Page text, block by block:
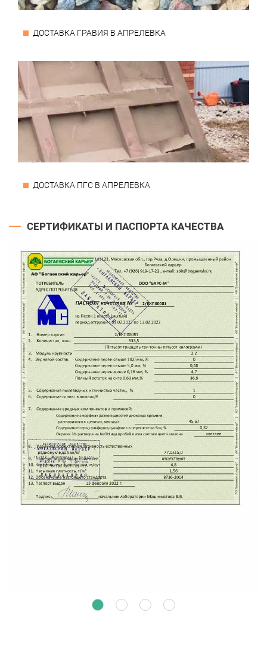
ДОСТАВКА ГРАВИЯ В АПРЕЛЕВКА
ДОСТАВКА ПГС В АПРЕЛЕВКА
СЕРТИФИКАТЫ И ПАСПОРТА КАЧЕСТВА